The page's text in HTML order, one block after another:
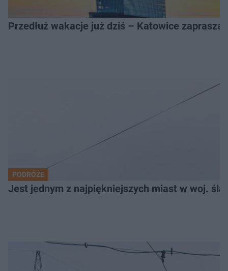
Przedłuż wakacje już dziś – Katowice
PODRÓŻE
Jest jednym z najpiękniejszych miast w woj.